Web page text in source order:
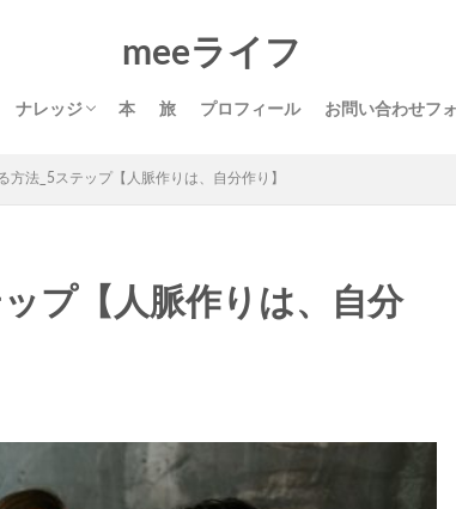
meeライフ
ナレッジ 本 旅 プロフィール お問い合わせフ
方法_5ステップ【人脈作りは、自分作り】
プ【人脈作りは、自分
地方移住 夢 夢の叶え方